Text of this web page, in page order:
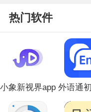
热门软件
小象新视界app
手机版下载安
外语通